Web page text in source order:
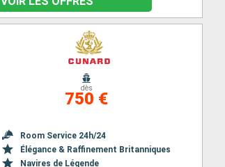
dès
750 €
Room Service 24h/24
Élégance & Raffinement Britanniques
Navires de Légende